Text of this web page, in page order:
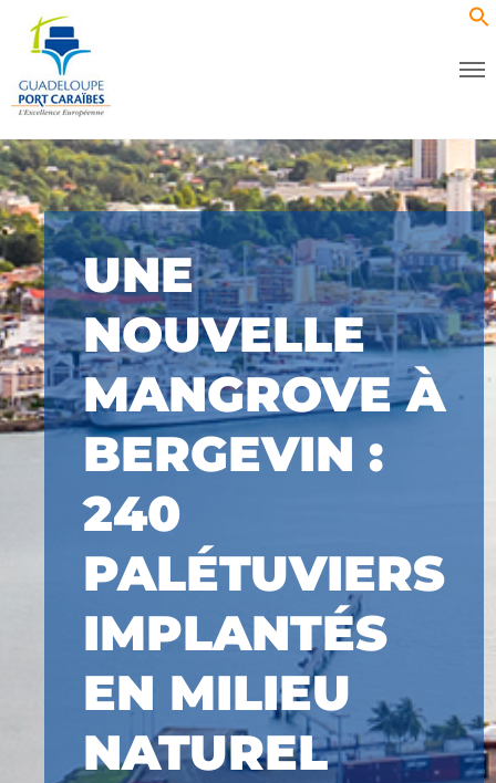
UNE
NOUVELLE
MANGROVE À
BERGEVIN :
240
PALÉTUVIERS
IMPLANTÉS
EN MILIEU
NATUREL